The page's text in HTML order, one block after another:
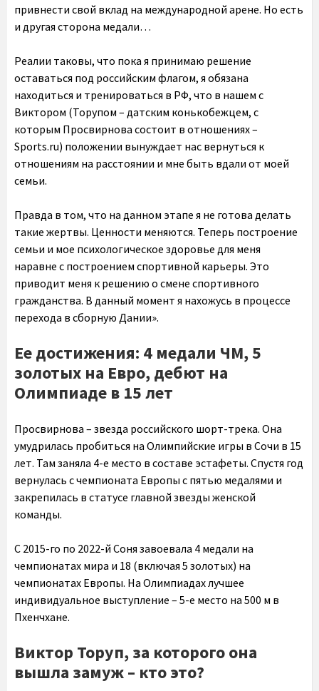
привнести свой вклад на международной арене. Но есть
и другая сторона медали…
Реалии таковы, что пока я принимаю решение
оставаться под российским флагом, я обязана
находиться и тренироваться в РФ, что в нашем с
Виктором (Торупом – датским конькобежцем, с
которым Просвирнова состоит в отношениях –
Sports.ru) положении вынуждает нас вернуться к
отношениям на расстоянии и мне быть вдали от моей
семьи.
Правда в том, что на данном этапе я не готова делать
такие жертвы. Ценности меняются. Теперь построение
семьи и мое психологическое здоровье для меня
наравне с построением спортивной карьеры. Это
приводит меня к решению о смене спортивного
гражданства. В данный момент я нахожусь в процессе
перехода в сборную Дании».
Ее достижения: 4 медали ЧМ, 5
золотых на Евро, дебют на
Олимпиаде в 15 лет
Просвирнова – звезда российского шорт-трека. Она
умудрилась пробиться на Олимпийские игры в Сочи в 15
лет. Там заняла 4-е место в составе эстафеты. Спустя год
вернулась с чемпионата Европы с пятью медалями и
закрепилась в статусе главной звезды женской
команды.
С 2015-го по 2022-й Соня завоевала 4 медали на
чемпионатах мира и 18 (включая 5 золотых) на
чемпионатах Европы. На Олимпиадах лучшее
индивидуальное выступление – 5-е место на 500 м в
Пхенчхане.
Виктор Торуп, за которого она
вышла замуж – кто это?